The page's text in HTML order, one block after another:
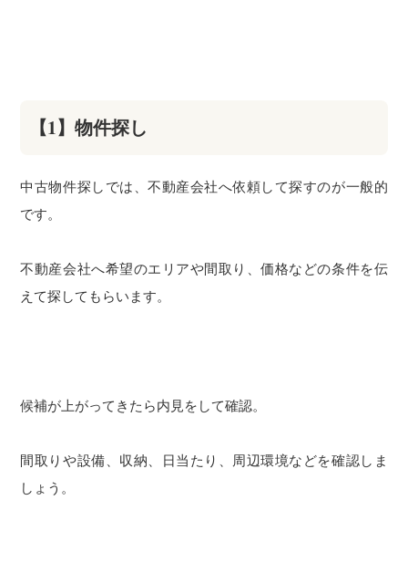
【1】物件探し
中古物件探しでは、不動産会社へ依頼して探すのが一般的
です。
不動産会社へ希望のエリアや間取り、価格などの条件を伝
えて探してもらいます。
候補が上がってきたら内見をして確認。
間取りや設備、収納、日当たり、周辺環境などを確認しま
しょう。